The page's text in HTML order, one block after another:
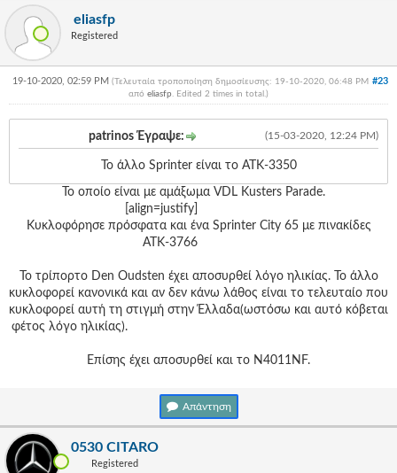
eliasfp
Registered
#23
19-10-2020, 02:59 PM (Τελευταία τροποποίηση δημοσίευσης: 19-10-2020, 06:48 PM
από eliasfp . Edited 2 times in total.)
(15-03-2020, 12:24 PM)
patrinos Έγραψε:
Το άλλο Sprinter είναι το ΑΤΚ-3350
Το οποίο είναι με αμάξωμα VDL Kusters Parade.
[align=justify]
Κυκλοφόρησε πρόσφατα και ένα Sprinter City 65 με πινακίδες
ΑΤΚ-3766
Το τρίπορτο Den Oudsten έχει αποσυρθεί λόγο ηλικίας. Το άλλο
κυκλοφορεί κανονικά και αν δεν κάνω λάθος είναι το τελευταίο που
κυκλοφορεί αυτή τη στιγμή στην Έλλαδα(ωστόσω και αυτό κόβεται
φέτος λόγο ηλικίας).
Επίσης έχει αποσυρθεί και το N4011NF.
Απάντηση
0530 CITARO
Registered